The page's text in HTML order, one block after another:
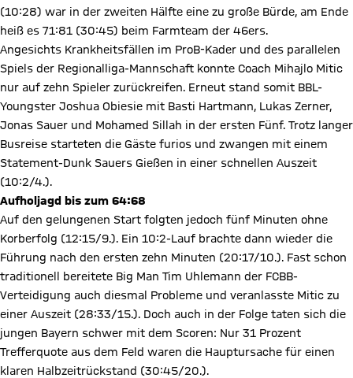
(10:28) war in der zweiten Hälfte eine zu große Bürde, am Ende
heiß es 71:81 (30:45) beim Farmteam der 46ers.
Angesichts Krankheitsfällen im ProB-Kader und des parallelen
Spiels der Regionalliga-Mannschaft konnte Coach Mihajlo Mitic
nur auf zehn Spieler zurückreifen. Erneut stand somit BBL-
Youngster Joshua Obiesie mit Basti Hartmann, Lukas Zerner,
Jonas Sauer und Mohamed Sillah in der ersten Fünf. Trotz langer
Busreise starteten die Gäste furios und zwangen mit einem
Statement-Dunk Sauers Gießen in einer schnellen Auszeit
(10:2/4.).
Aufholjagd bis zum 64:68
Auf den gelungenen Start folgten jedoch fünf Minuten ohne
Korberfolg (12:15/9.). Ein 10:2-Lauf brachte dann wieder die
Führung nach den ersten zehn Minuten (20:17/10.). Fast schon
traditionell bereitete Big Man Tim Uhlemann der FCBB-
Verteidigung auch diesmal Probleme und veranlasste Mitic zu
einer Auszeit (28:33/15.). Doch auch in der Folge taten sich die
jungen Bayern schwer mit dem Scoren: Nur 31 Prozent
Trefferquote aus dem Feld waren die Hauptursache für einen
klaren Halbzeitrückstand (30:45/20.).